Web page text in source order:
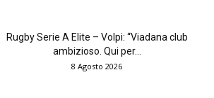
Rugby Serie A Elite – Volpi: “Viadana club
ambizioso. Qui per...
8 Agosto 2026